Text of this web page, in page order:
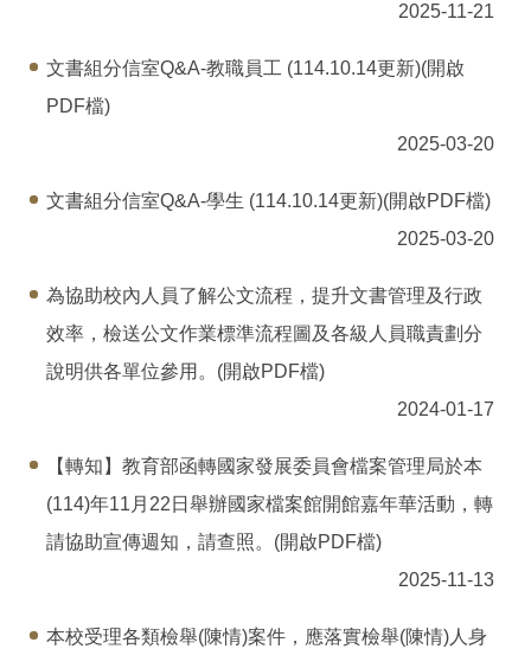
2025-11-21
文書組分信室Q&A-教職員工 (114.10.14更新)(開啟
PDF檔)
2025-03-20
文書組分信室Q&A-學生 (114.10.14更新)(開啟PDF檔)
2025-03-20
為協助校內人員了解公文流程，提升文書管理及行政
效率，檢送公文作業標準流程圖及各級人員職責劃分
說明供各單位參用。(開啟PDF檔)
2024-01-17
【轉知】教育部函轉國家發展委員會檔案管理局於本
(114)年11月22日舉辦國家檔案館開館嘉年華活動，轉
請協助宣傳週知，請查照。(開啟PDF檔)
2025-11-13
本校受理各類檢舉(陳情)案件，應落實檢舉(陳情)人身